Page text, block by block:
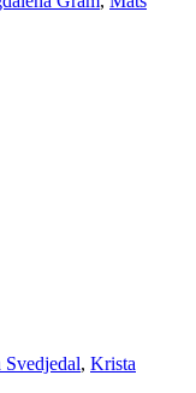
Svedjedal, Krista